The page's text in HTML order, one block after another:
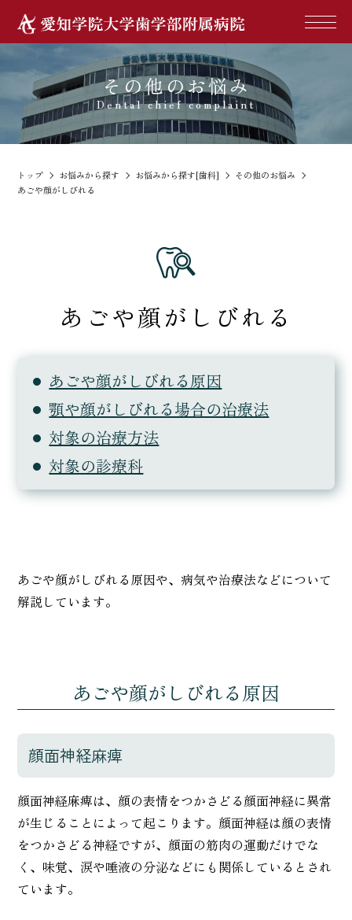
その他のお悩み
Dental chief complaint
トップ お悩みから探す お悩みから探す[歯科]
その他のお悩み
あごや顔がしびれる
あごや顔がしびれる
あごや顔がしびれる原因
顎や顔がしびれる場合の治療法
対象の治療方法
対象の診療科
あごや顔がしびれる原因や、病気や治療法などについて
解説しています。
あごや顔がしびれる原因
顔面神経麻痺
顔面神経麻痺は、顔の表情をつかさどる顔面神経に異常
が生じることによって起こります。顔面神経は顔の表情
をつかさどる神経ですが、顔面の筋肉の運動だけでな
く、味覚、涙や唾液の分泌などにも関係しているとされ
ています。